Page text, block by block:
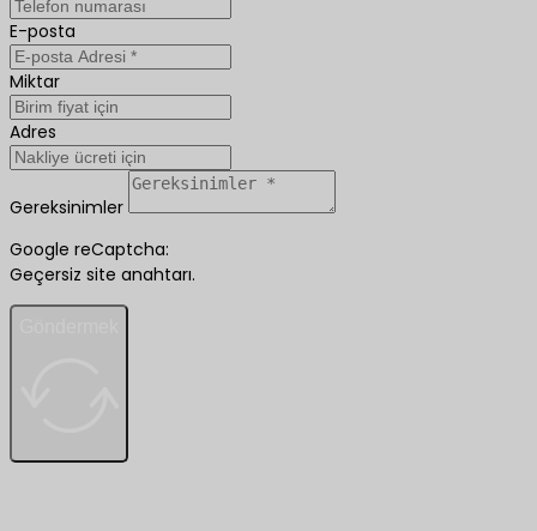
E-posta
Miktar
Adres
Gereksinimler
Google reCaptcha:
Geçersiz site anahtarı.